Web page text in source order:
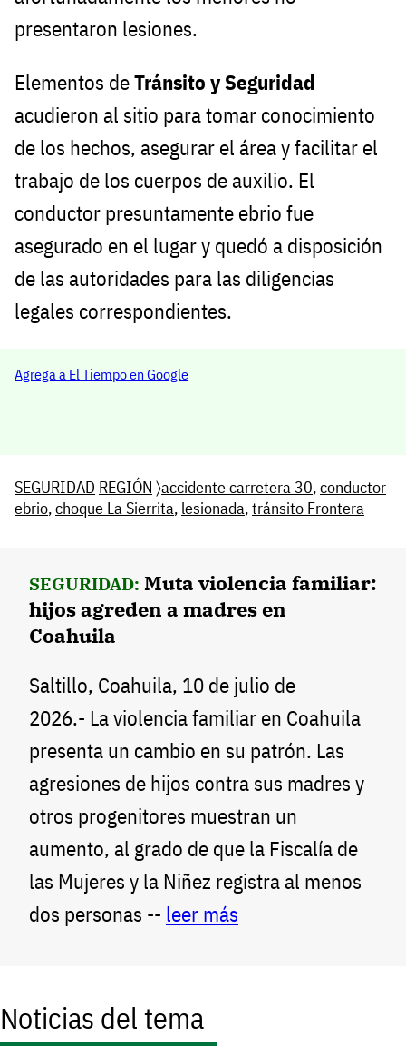
presentaron lesiones.
Elementos deTránsito y Seguridad
acudieron al sitio para tomar conocimiento
de los hechos, asegurar el área y facilitar el
trabajo de los cuerpos de auxilio. El
conductor presuntamente ebrio fue
asegurado en el lugar y quedó a disposición
de las autoridades para las diligencias
legales correspondientes.
Agrega a El Tiempo en Google
SEGURIDAD REGIÓN 〉accidente carretera 30,conductor
ebrio,choque La Sierrita, lesionada,tránsito Frontera
SEGURIDAD: Muta violencia familiar:
hijos agreden a madres en
Coahuila
Saltillo, Coahuila, 10 de julio de
2026.- La violencia familiar en Coahuila
presenta un cambio en su patrón. Las
agresiones de hijos contra sus madres y
otros progenitores muestran un
aumento, al grado de que la Fiscalía de
las Mujeres y la Niñez registra al menos
dos personas -- leer más
Noticias del tema